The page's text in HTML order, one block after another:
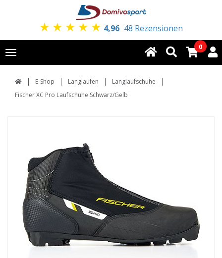
★ ★ ★ ★ ★ 4,96 48 Rezensionen
Toggle
navigation
0
E-Shop Langlaufen
Langlaufschuhe
Fischer XC Pro Laufschuhe Schwarz/Gelb